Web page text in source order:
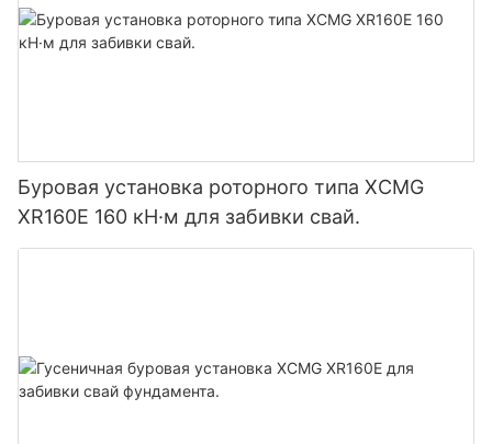
Буровая установка роторного типа XCMG
XR160E 160 кН·м для забивки свай.